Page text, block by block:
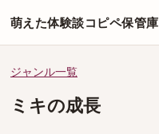
萌えた体験談コピペ保管庫
ジャンル一覧
ミキの成長